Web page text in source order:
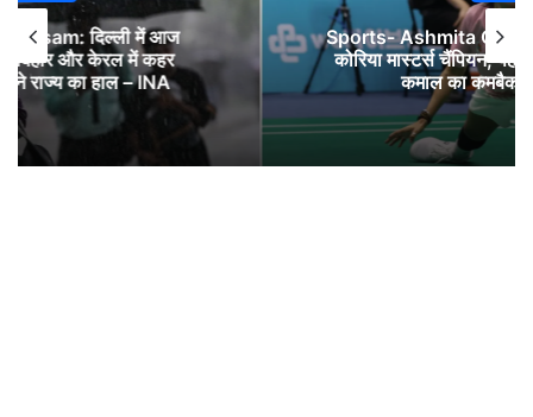
Sports- Ashmita Chaliha: अस्मिता चलिहा बनीं
कोरिया मास्टर्स चैंपियन; पहला गेम हारने के बाद किया
कमाल का कमबैक; जानें -#INA